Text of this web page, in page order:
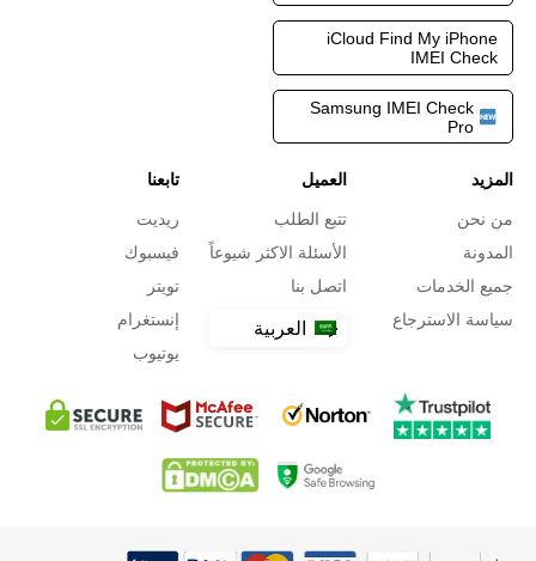
iCloud Find My iPhone
IMEI Check
Samsung IMEI Check
Pro
المزيد
من نحن
المدونة
جميع الخدمات
سياسة الاسترجاع
العميل
تتبع الطلب
الأسئلة الاكثر شيوعاً
اتصل بنا
العربية
تابعنا
ريديت
فيسبوك
تويتر
إنستغرام
يوتيوب